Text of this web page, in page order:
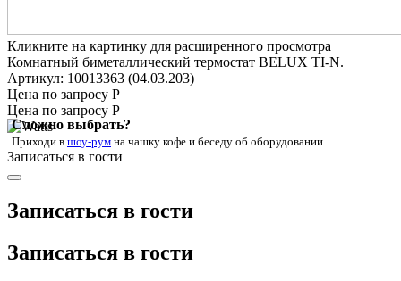
Кликните на картинку для расширенного просмотра
Комнатный биметаллический термостат BELUX TI-N.
Артикул: 10013363 (04.03.203)
Цена по запросу Р
Цена по запросу Р
Сложно выбрать?
Приходи в шоу-рум на чашку кофе и беседу об оборудовании
Записаться в гости
Записаться в гости
Записаться в гости